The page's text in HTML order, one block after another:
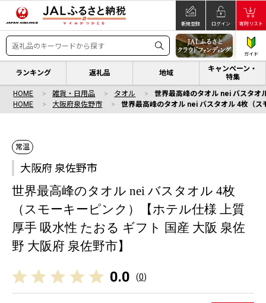
新規登録 ログイン 寄附リスト
ガイド
ランキング 返礼品 地域
キャンペーン・
特集
HOME 雑貨・日用品 タオル
世界最高峰のタオル nei バスタオ
HOME
大阪府泉佐野市 世界最高峰のタオル nei バスタオル 4枚（
常温
大阪府 泉佐野市
世界最高峰のタオル nei バスタオル 4枚
（スモーキーピンク）【ホテル仕様 上質
厚手 吸水性 たおる ギフト 国産 大阪 泉佐
野 大阪府 泉佐野市】
0.0 (0)